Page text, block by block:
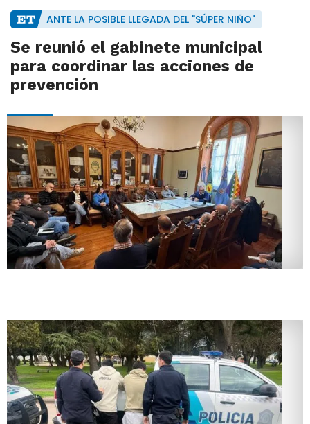
ANTE LA POSIBLE LLEGADA DEL "SÚPER NIÑO"
Se reunió el gabinete municipal
para coordinar las acciones de
prevención